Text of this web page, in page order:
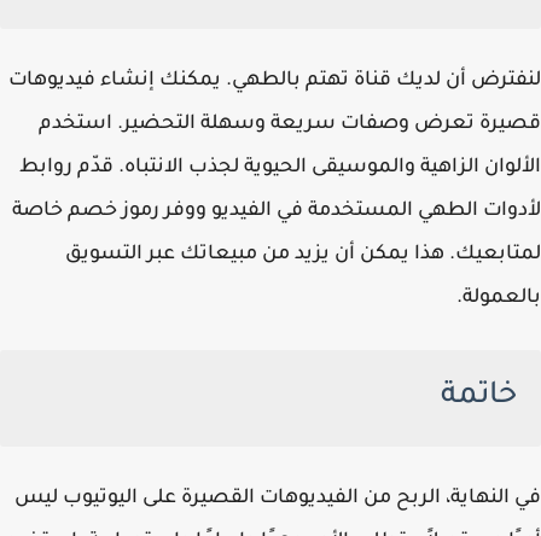
لنفترض أن لديك قناة تهتم بالطهي. يمكنك إنشاء فيديوهات
قصيرة تعرض وصفات سريعة وسهلة التحضير. استخدم
الألوان الزاهية والموسيقى الحيوية لجذب الانتباه. قدّم روابط
لأدوات الطهي المستخدمة في الفيديو ووفر رموز خصم خاصة
لمتابعيك. هذا يمكن أن يزيد من مبيعاتك عبر التسويق
بالعمولة.
خاتمة
في النهاية، الربح من الفيديوهات القصيرة على اليوتيوب ليس